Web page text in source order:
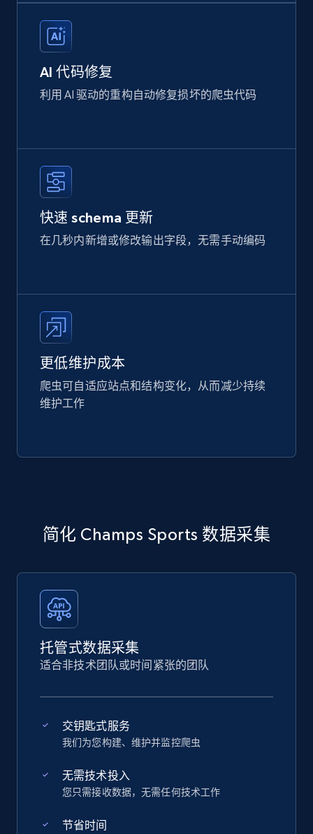
AI 代码修复
利用 AI 驱动的重构自动修复损坏的爬虫代码
快速 schema 更新
在几秒内新增或修改输出字段，无需手动编码
更低维护成本
爬虫可自适应站点和结构变化，从而减少持续
维护工作
简化 Champs Sports 数据采集
托管式数据采集
适合非技术团队或时间紧张的团队
交钥匙式服务
我们为您构建、维护并监控爬虫
无需技术投入
您只需接收数据，无需任何技术工作
节省时间